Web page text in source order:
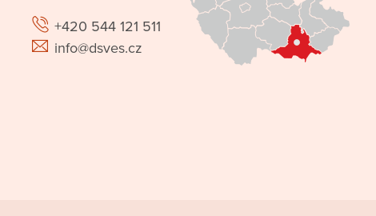
+420 544 121 511
info@dsves.cz